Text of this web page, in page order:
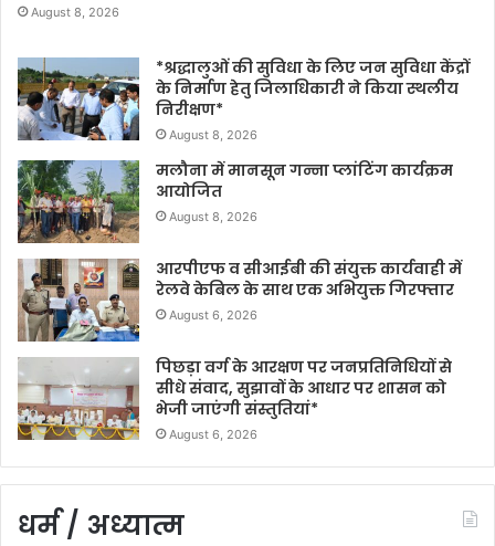
August 8, 2026
*श्रद्धालुओं की सुविधा के लिए जन सुविधा केंद्रों
के निर्माण हेतु जिलाधिकारी ने किया स्थलीय
निरीक्षण*
August 8, 2026
मलौना में मानसून गन्ना प्लांटिंग कार्यक्रम
आयोजित
August 8, 2026
आरपीएफ व सीआईबी की संयुक्त कार्यवाही में
रेलवे केबिल के साथ एक अभियुक्त गिरफ्तार
August 6, 2026
पिछड़ा वर्ग के आरक्षण पर जनप्रतिनिधियों से
सीधे संवाद, सुझावों के आधार पर शासन को
भेजी जाएंगी संस्तुतियां*
August 6, 2026
धर्म / अध्यात्म